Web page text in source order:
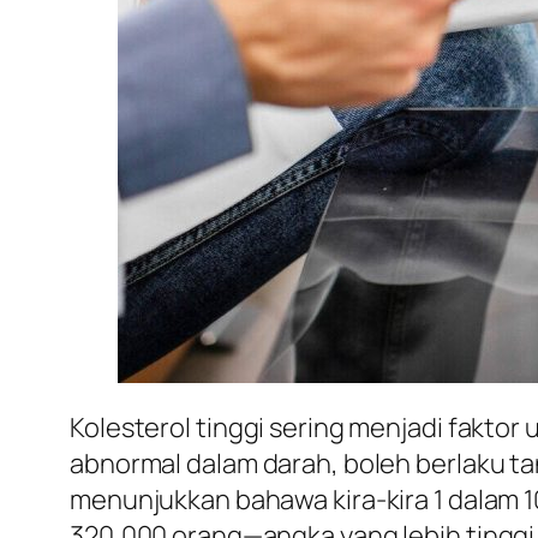
Kolesterol tinggi sering menjadi faktor
abnormal dalam darah, boleh berlaku
menunjukkan bahawa kira-kira 1